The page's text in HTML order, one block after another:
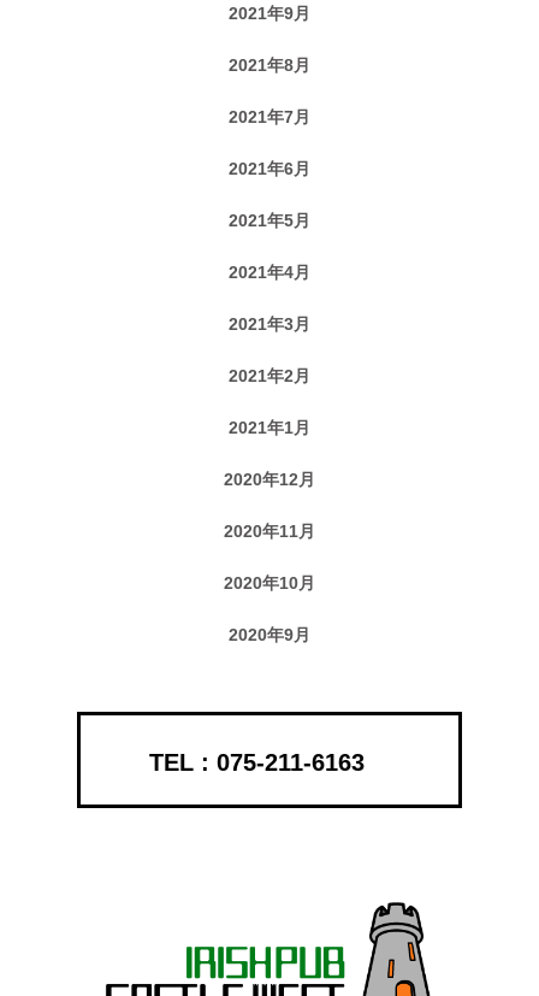
2021年9月
2021年8月
2021年7月
2021年6月
2021年5月
2021年4月
2021年3月
2021年2月
2021年1月
2020年12月
2020年11月
2020年10月
2020年9月
075-211-6163